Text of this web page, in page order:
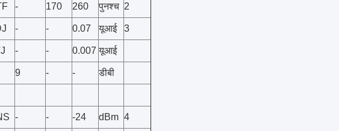
- 170 260 पुनश्च 2
- - 0.07 यूआई 3
- - 0.007 यूआई
9 - - डीबी
- - -24 dBm 4